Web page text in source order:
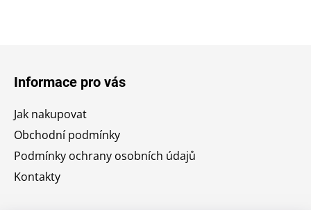
Informace pro vás
Jak nakupovat
Obchodní podmínky
Podmínky ochrany osobních údajů
Kontakty